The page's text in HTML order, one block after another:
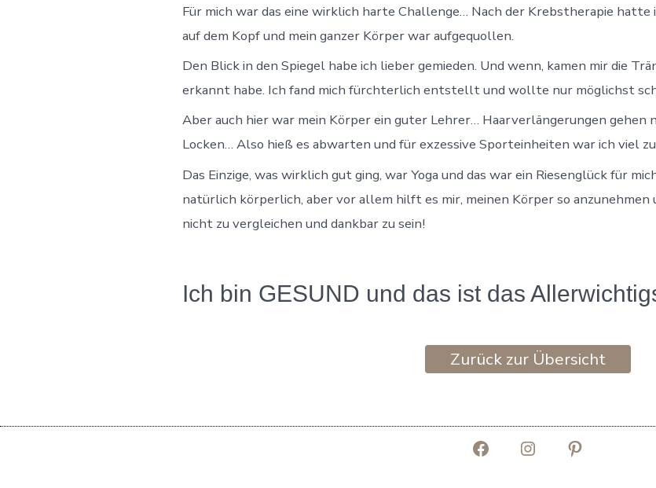
Für mich war das eine wirklich harte Challenge… Nach der Krebstherapie hatte
auf dem Kopf und mein ganzer Körper war aufgequollen.
Den Blick in den Spiegel habe ich lieber gemieden. Und wenn, kamen mir die
erkannt habe. Ich fand mich fürchterlich entstellt und wollte nur möglichst
Aber auch hier war mein Körper ein guter Lehrer… Haarverlängerungen gehen
Locken… Also hieß es abwarten und für exzessive Sporteinheiten war ich viel
Das Einzige, was wirklich gut ging, war Yoga und das war ein Riesenglück für
natürlich körperlich, aber vor allem hilft es mir, meinen Körper so anzunehmen
nicht zu vergleichen und dankbar zu sein!
Ich bin GESUND und das ist das
Zurück zur Übersicht
FacebookInstagram